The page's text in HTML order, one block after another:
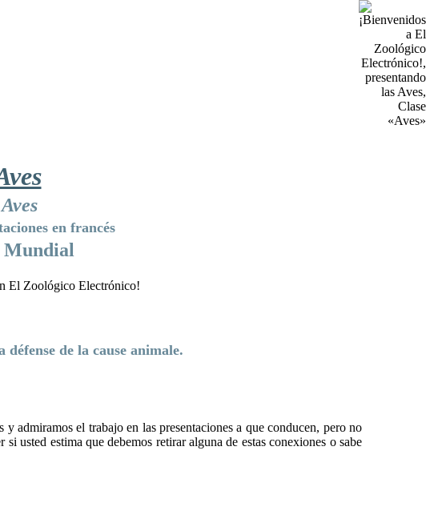
en francés
Mundial
de la cause animale.
admiramos el trabajo en las presentaciones a que conducen, pero no
usted estima que debemos retirar alguna de estas conexiones o sabe